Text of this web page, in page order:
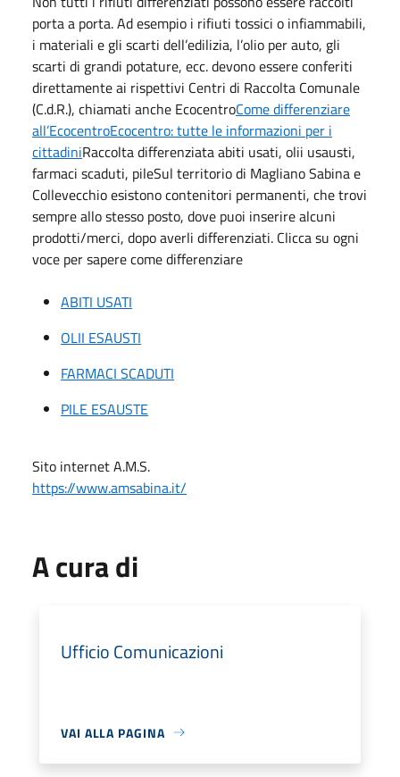
porta a porta. Ad esempio i rifiuti tossici o infiammabili,
i materiali e gli scarti dell’edilizia, l’olio per auto, gli
scarti di grandi potature, ecc. devono essere conferiti
direttamente ai rispettivi Centri di Raccolta Comunale
(C.d.R.), chiamati anche EcocentroCome differenziare
all’EcocentroEcocentro: tutte le informazioni per i
cittadiniRaccolta differenziata abiti usati, olii usausti,
farmaci scaduti, pileSul territorio di Magliano Sabina e
Collevecchio esistono contenitori permanenti, che trovi
sempre allo stesso posto, dove puoi inserire alcuni
prodotti/merci, dopo averli differenziati. Clicca su ogni
voce per sapere come differenziare
ABITI USATI
OLII ESAUSTI
FARMACI SCADUTI
PILE ESAUSTE
Sito internet A.M.S.
https://www.amsabina.it/
A cura di
Ufficio Comunicazioni
VAI ALLA PAGINA